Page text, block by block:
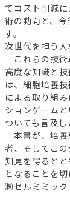
てコスト削減
術の動向と、
す。
次世代を担う人
これらの技術
高度な知識と
は、細胞培養
による取り組
ションゲーム
ついても言及し
本書が、培養
者、そしてこ
知見を得ると
となることを切
㈱セルミミッ